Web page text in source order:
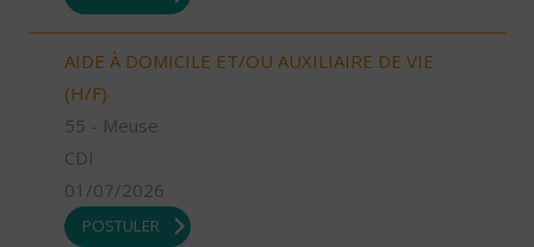
AIDE À DOMICILE ET/OU AUXILIAIRE DE VIE
(H/F)
55 - Meuse
CDI
01/07/2026
POSTULER